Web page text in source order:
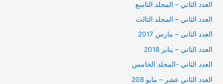
العدد الثاني – المجلد التاسع
العدد الثاني – المجلد الثالث
العدد الثاني – مارس 2017
العدد الثاني – يناير 2018
العدد الثاني -المجلد الخامس
العدد الثاني عشر – مايو 208